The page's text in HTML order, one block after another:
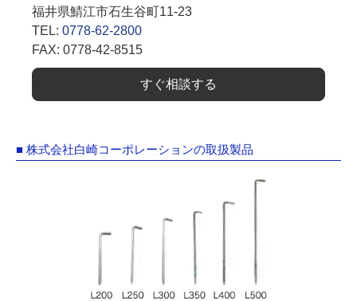
福井県鯖江市石生谷町11-23
TEL: 0778-62-2800
FAX: 0778-42-8515
すぐ相談する
■ 株式会社白崎コーポレーションの取扱製品